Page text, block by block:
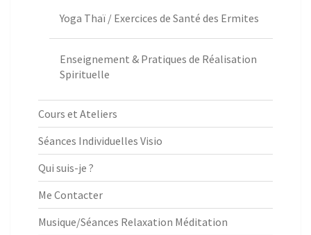
Yoga Thaï / Exercices de Santé des Ermites
Enseignement & Pratiques de Réalisation
Spirituelle
Cours et Ateliers
Séances Individuelles Visio
Qui suis-je ?
Me Contacter
Musique/Séances Relaxation Méditation